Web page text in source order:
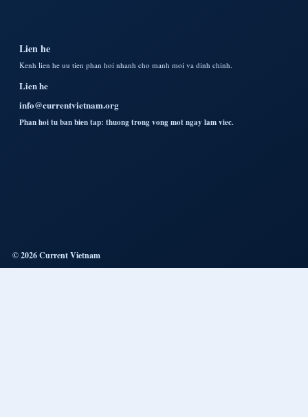
Lien he
Kenh lien he uu tien phan hoi nhanh cho manh moi va dinh chinh.
Lien he
info@currentvietnam.org
Phan hoi tu ban bien tap: thuong trong vong mot ngay lam viec.
© 2026 Current Vietnam